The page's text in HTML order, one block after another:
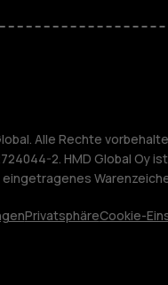
M
Alle Rechte
2. HMD Global Oy
PrivatsphäreCookie-